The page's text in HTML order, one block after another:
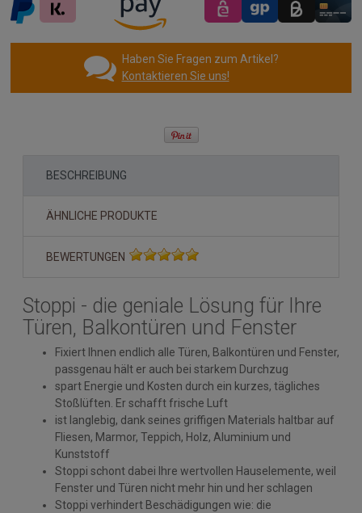
Haben Sie Fragen zum Artikel?
Kontaktieren Sie uns!
BESCHREIBUNG
ÄHNLICHE PRODUKTE
BEWERTUNGEN
Stoppi - die geniale Lösung für Ihre
Türen, Balkontüren und Fenster
Fixiert Ihnen endlich alle Türen, Balkontüren und Fenster,
passgenau hält er auch bei starkem Durchzug
spart Energie und Kosten durch ein kurzes, tägliches
Stoßlüften. Er schafft frische Luft
ist langlebig, dank seines griffigen Materials haltbar auf
Fliesen, Marmor, Teppich, Holz, Aluminium und
Kunststoff
Stoppi schont dabei Ihre wertvollen Hauselemente, weil
Fenster und Türen nicht mehr hin und her schlagen
Stoppi verhindert Beschädigungen wie: die